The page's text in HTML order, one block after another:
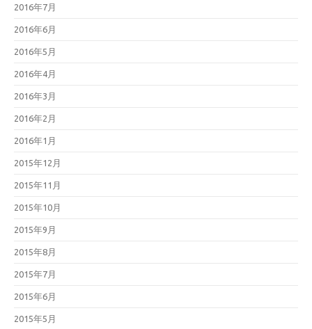
2016年7月
2016年6月
2016年5月
2016年4月
2016年3月
2016年2月
2016年1月
2015年12月
2015年11月
2015年10月
2015年9月
2015年8月
2015年7月
2015年6月
2015年5月